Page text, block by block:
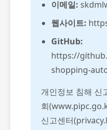
이메일:
웹사이트:
GitHub:
https://
shopping-
개인정보 침해 신
회
신고센터